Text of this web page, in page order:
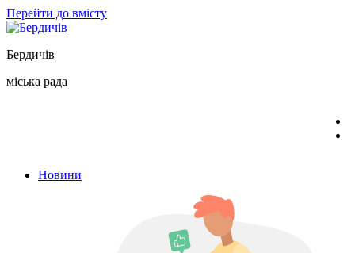
Перейти до вмісту
Бердичів
міська рада
Новини